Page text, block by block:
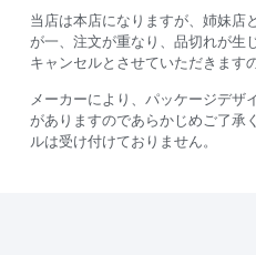
当店は本店になりますが、姉妹店
が一、注文が重なり、品切れが生
キャンセルとさせていただきます
メーカーにより、パッケージデザ
がありますのであらかじめご了承
ルは受け付けておりません。